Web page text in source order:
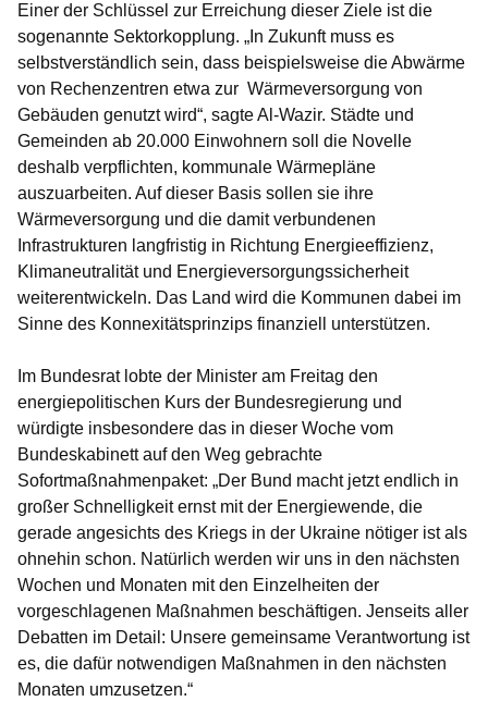
Einer der Schlüssel zur Erreichung dieser Ziele ist die
sogenannte Sektorkopplung. „In Zukunft muss es
selbstverständlich sein, dass beispielsweise die Abwärme
von Rechenzentren etwa zur Wärmeversorgung von
Gebäuden genutzt wird“, sagte Al-Wazir. Städte und
Gemeinden ab 20.000 Einwohnern soll die Novelle
deshalb verpflichten, kommunale Wärmepläne
auszuarbeiten. Auf dieser Basis sollen sie ihre
Wärmeversorgung und die damit verbundenen
Infrastrukturen langfristig in Richtung Energieeffizienz,
Klimaneutralität und Energieversorgungssicherheit
weiterentwickeln. Das Land wird die Kommunen dabei im
Sinne des Konnexitätsprinzips finanziell unterstützen.
Im Bundesrat lobte der Minister am Freitag den
energiepolitischen Kurs der Bundesregierung und
würdigte insbesondere das in dieser Woche vom
Bundeskabinett auf den Weg gebrachte
Sofortmaßnahmenpaket: „Der Bund macht jetzt endlich in
großer Schnelligkeit ernst mit der Energiewende, die
gerade angesichts des Kriegs in der Ukraine nötiger ist als
ohnehin schon. Natürlich werden wir uns in den nächsten
Wochen und Monaten mit den Einzelheiten der
vorgeschlagenen Maßnahmen beschäftigen. Jenseits aller
Debatten im Detail: Unsere gemeinsame Verantwortung ist
es, die dafür notwendigen Maßnahmen in den nächsten
Monaten umzusetzen.“